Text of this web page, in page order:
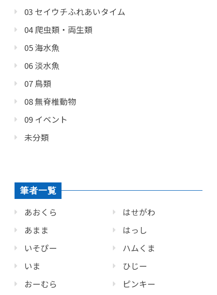
03 セイウチふれあいタイム
04 爬虫類・両生類
05 海水魚
06 淡水魚
07 鳥類
08 無脊椎動物
09 イベント
未分類
筆者一覧
あおくら
あまま
いそぴー
いま
おーむら
はせがわ
はっし
ハムくま
ひじー
ピンキー